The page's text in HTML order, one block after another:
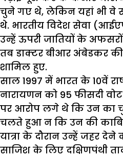
चुने गए थे, लेकिन यहां भी वे
थे. भारतीय विदेश सेवा
उन्हें ऊपरी जातियों के
तब डाक्टर बीआर अंबेडकर
शामिल हुए.
साल 1997 में भारत के 10वें
नारायणन को 95 फीसदी
पर आरोप लगे थे कि उन का
चलते हुआ न कि उन की
यात्रा के दौरान उन्हें जहर
साजिश के लिए दक्षिणपंथी